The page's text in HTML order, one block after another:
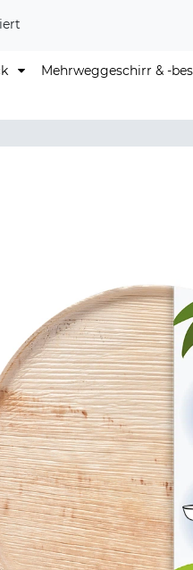
Mehrweggeschirr & -